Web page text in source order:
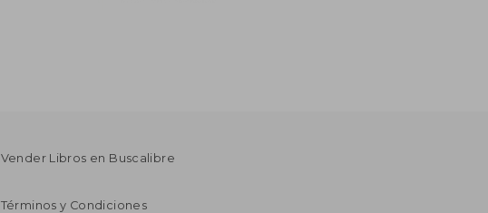
Vender Libros en Buscalibre
Términos y Condiciones